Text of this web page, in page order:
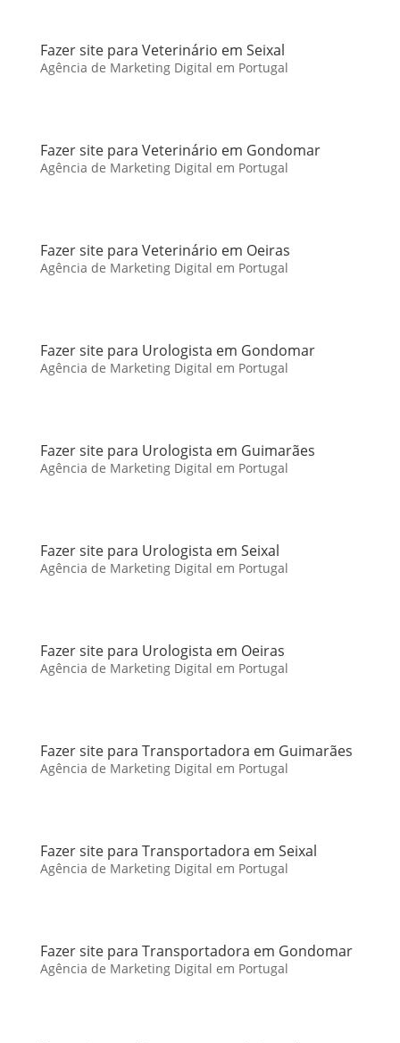
Fazer site para Veterinário em Seixal
Agência de Marketing Digital em Portugal
Fazer site para Veterinário em Gondomar
Agência de Marketing Digital em Portugal
Fazer site para Veterinário em Oeiras
Agência de Marketing Digital em Portugal
Fazer site para Urologista em Gondomar
Agência de Marketing Digital em Portugal
Fazer site para Urologista em Guimarães
Agência de Marketing Digital em Portugal
Fazer site para Urologista em Seixal
Agência de Marketing Digital em Portugal
Fazer site para Urologista em Oeiras
Agência de Marketing Digital em Portugal
Fazer site para Transportadora em Guimarães
Agência de Marketing Digital em Portugal
Fazer site para Transportadora em Seixal
Agência de Marketing Digital em Portugal
Fazer site para Transportadora em Gondomar
Agência de Marketing Digital em Portugal